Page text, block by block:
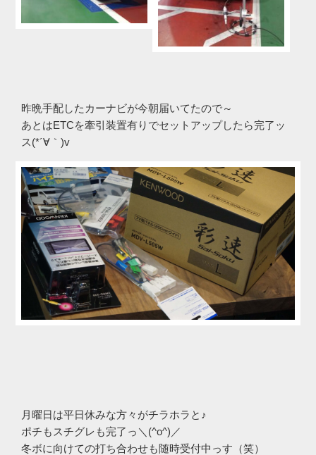
昨晩手配したカーナビが今朝届いてたので～
あとはETCを牽引装置有りでセットアップしたら完了ッ
ス(*´∀｀)v
月曜日は平日休みな方々がチラホラと♪
ポチもスチグレも完了っ＼(^o^)／
冬ボに向けての打ち合わせも随時受付中っす（笑）